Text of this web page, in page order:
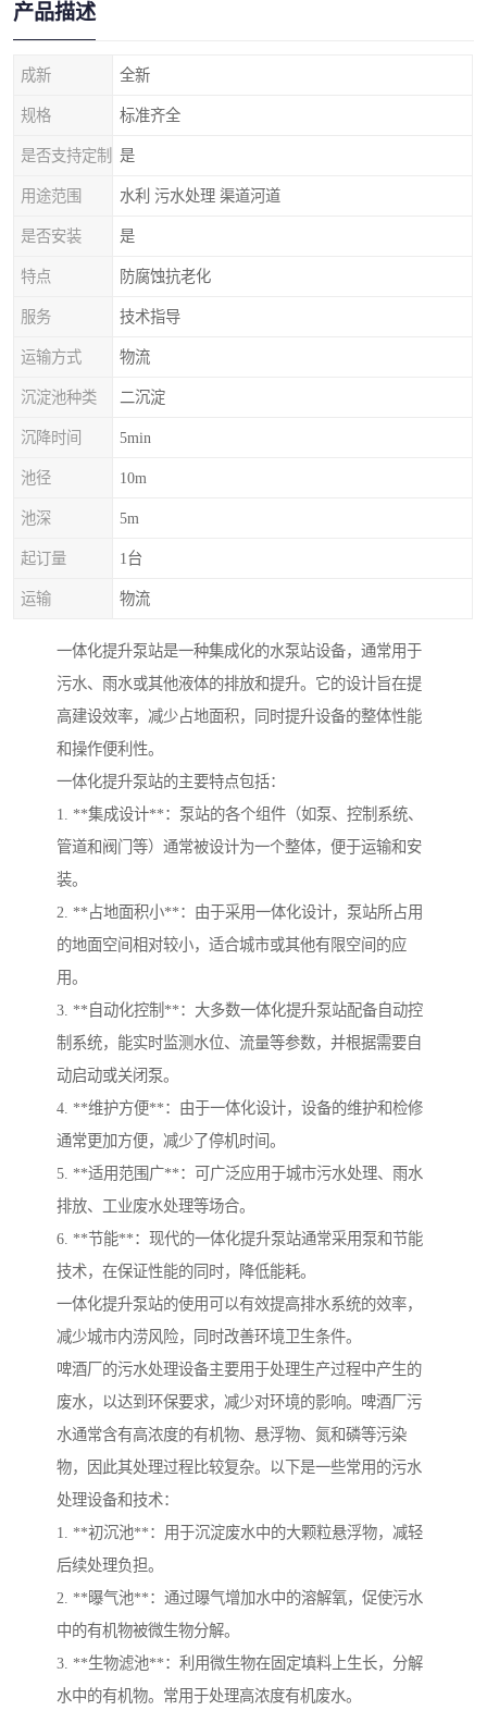
产品描述
成新 全新
规格 标准齐全
是否支持定制 是
用途范围 水利 污水处理 渠道河道
是否安装 是
特点 防腐蚀抗老化
服务 技术指导
运输方式 物流
沉淀池种类 二沉淀
沉降时间 5min
池径 10m
池深 5m
起订量 1台
运输 物流
一体化提升泵站是一种集成化的水泵站设备，通常用于
污水、雨水或其他液体的排放和提升。它的设计旨在提
高建设效率，减少占地面积，同时提升设备的整体性能
和操作便利性。
一体化提升泵站的主要特点包括：
1. **集成设计**：泵站的各个组件（如泵、控制系统、
管道和阀门等）通常被设计为一个整体，便于运输和安
装。
2. **占地面积小**：由于采用一体化设计，泵站所占用
的地面空间相对较小，适合城市或其他有限空间的应
用。
3. **自动化控制**：大多数一体化提升泵站配备自动控
制系统，能实时监测水位、流量等参数，并根据需要自
动启动或关闭泵。
4. **维护方便**：由于一体化设计，设备的维护和检修
通常更加方便，减少了停机时间。
5. **适用范围广**：可广泛应用于城市污水处理、雨水
排放、工业废水处理等场合。
6. **节能**：现代的一体化提升泵站通常采用泵和节能
技术，在保证性能的同时，降低能耗。
一体化提升泵站的使用可以有效提高排水系统的效率，
减少城市内涝风险，同时改善环境卫生条件。
啤酒厂的污水处理设备主要用于处理生产过程中产生的
废水，以达到环保要求，减少对环境的影响。啤酒厂污
水通常含有高浓度的有机物、悬浮物、氮和磷等污染
物，因此其处理过程比较复杂。以下是一些常用的污水
处理设备和技术：
1. **初沉池**：用于沉淀废水中的大颗粒悬浮物，减轻
后续处理负担。
2. **曝气池**：通过曝气增加水中的溶解氧，促使污水
中的有机物被微生物分解。
3. **生物滤池**：利用微生物在固定填料上生长，分解
水中的有机物。常用于处理高浓度有机废水。